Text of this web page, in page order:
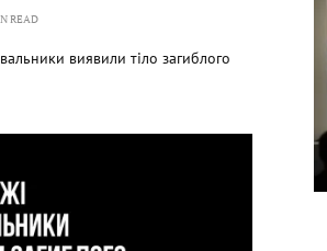
READ
виявили тіло загиблого